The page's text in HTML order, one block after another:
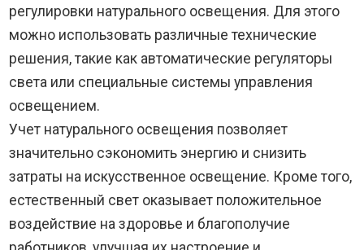
регулировки натурального освещения. Для этого
можно использовать различные технические
решения, такие как автоматические регуляторы
света или специальные системы управления
освещением.
Учет натурального освещения позволяет
значительно сэкономить энергию и снизить
затраты на искусственное освещение. Кроме того,
естественный свет оказывает положительное
воздействие на здоровье и благополучие